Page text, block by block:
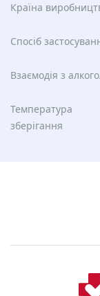
Країна
Спосіб
Взаємодія з
Температура
зберiгання